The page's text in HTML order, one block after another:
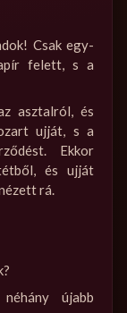
Csak egy-
felett, s a
asztalról, és
ujját, s a
Ekkor
és ujját
rá.
újabb